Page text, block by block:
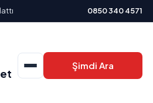
0850 340 4571
Şimdi Ara